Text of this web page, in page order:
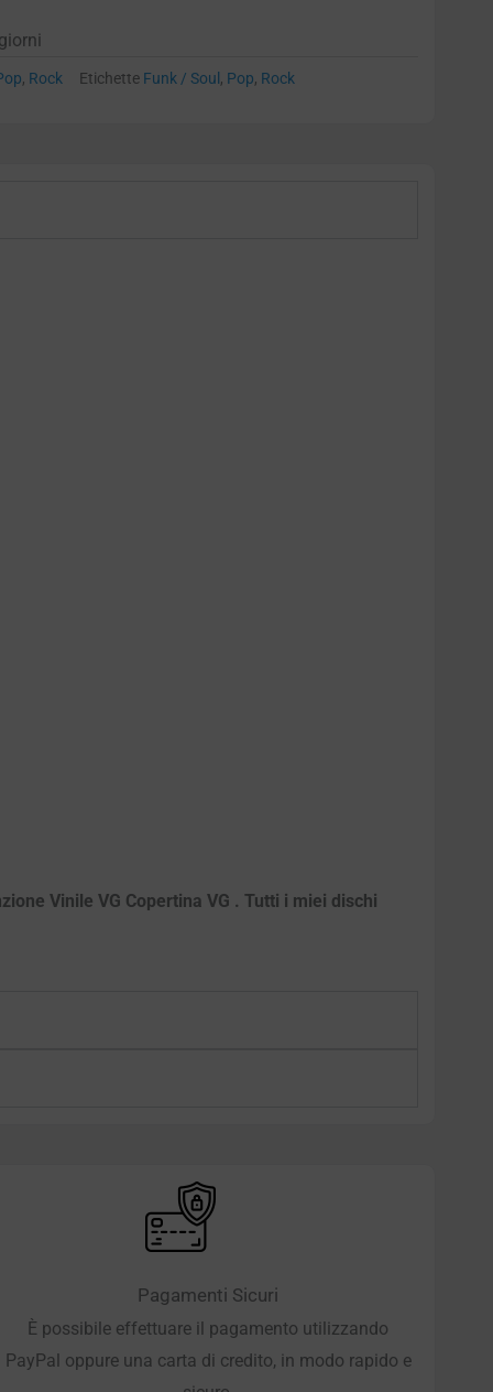
, Rock Etichette Funk / Soul , Pop, Rock
Vinile VG Copertina VG . Tutti i miei dischi
Pagamenti Sicuri
È possibile effettuare il pagamento utilizzando
PayPal oppure una carta di credito, in modo rapido e